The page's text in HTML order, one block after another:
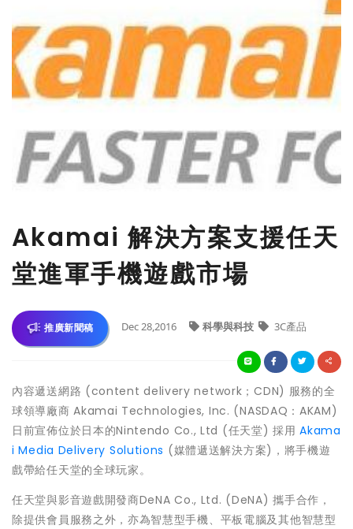
Akamai 解決方案支援任天
堂進軍手機遊戲市場
推廣新聞稿 Dec 28,2016 科學與科技 3C產品
內容遞送網路 (content delivery network；CDN) 服務的全
球領導廠商 Akamai Technologies, Inc. (NASDAQ：AKAM)
日前宣佈位於日本的Nintendo Co., Ltd (任天堂) 採用 Akama
i Media Delivery Solutions (媒體遞送解決方案)，將手機遊
戲帶給任天堂的全球玩家。
任天堂與影音遊戲開發商DeNA Co., Ltd. (DeNA) 攜手合作，
除提供會員服務之外，亦為智慧型手機、平板電腦及其他智慧型